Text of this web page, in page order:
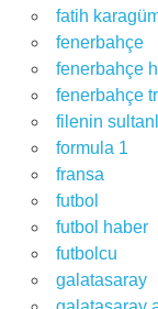
fatih
fenerbahçe
fenerbahçe
fenerbahçe
filenin
formula 1
fransa
futbol
futbol haber
futbolcu
galatasaray